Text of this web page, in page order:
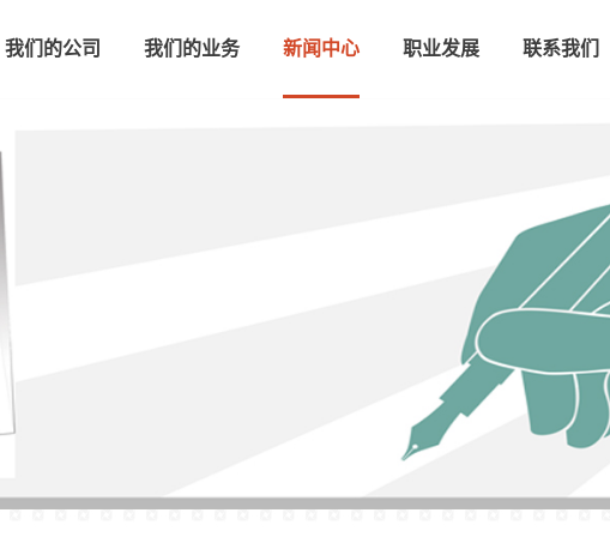
我们的公司 我们的业务 新闻中心 职业发展 联系我们